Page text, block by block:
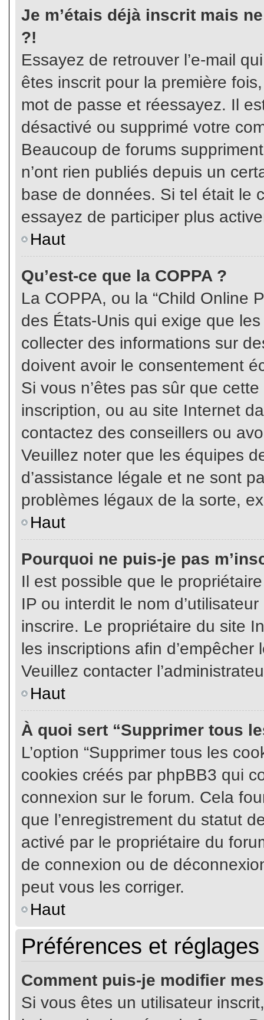
Je m’étais déjà inscrit mais
?!
Essayez de retrouver l’e-mail
êtes inscrit pour la première
mot de passe et réessayez. Il
désactivé ou supprimé votre
Beaucoup de forums
n’ont rien publiés depuis un
base de données. Si tel était le
essayez de participer plus
Haut
Qu’est-ce que la COPPA ?
La COPPA, ou la “Child Online
des États-Unis qui exige que
collecter des informations sur
doivent avoir le consentement
Si vous n’êtes pas sûr que
inscription, ou au site Internet
contactez des conseillers ou
Veuillez noter que les équipes
d’assistance légale et ne sont
problèmes légaux de la sorte,
Haut
Pourquoi ne puis-je pas
Il est possible que le
IP ou interdit le nom
inscrire. Le propriétaire du site
les inscriptions afin d’empêcher
Veuillez contacter
Haut
À quoi sert “Supprimer tous
L’option “Supprimer tous les
cookies créés par phpBB3 qui
connexion sur le forum. Cela
que l’enregistrement du statut
activé par le propriétaire du
de connexion ou de
peut vous les corriger.
Haut
Préférences et
Comment puis-je modifier
Si vous êtes un utilisateur